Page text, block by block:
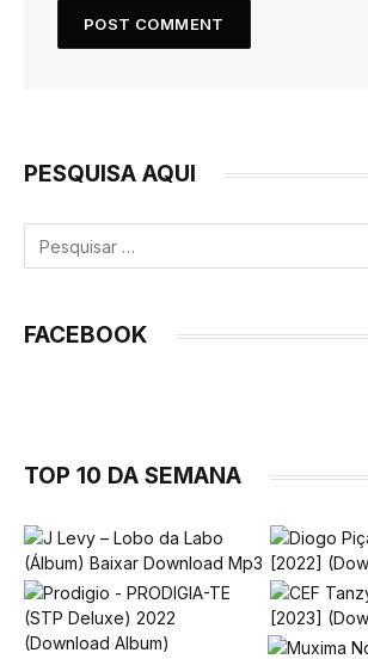
PESQUISA AQUI
FACEBOOK
TOP 10 DA SEMANA